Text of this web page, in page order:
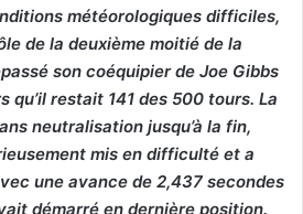
météorologiques difficiles,
de la deuxième moitié de la
son coéquipier de Joe Gibbs
qu’il restait 141 des 500 tours. La
neutralisation jusqu’à la fin,
mis en difficulté et a
une avance de 2,437 secondes
démarré en dernière position.